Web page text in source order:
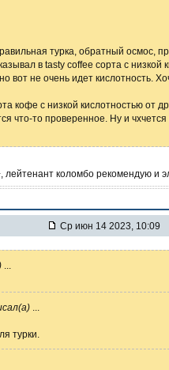
турка, обратный осмос,
в tasty coffee сорта с
вот не очень идет кислотность.
кофе с низкой кислотностью от
что-то проверенное. Ну и чхчется
коломбо рекомендую и
Ср июн 14 2023, 10:09
турки.